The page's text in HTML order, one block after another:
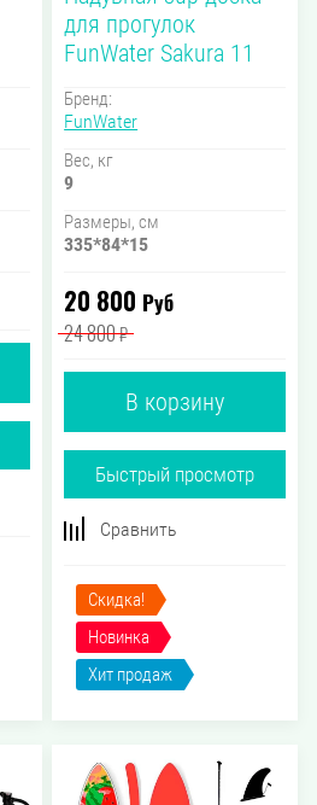
для прогулок
FunWater Sakura 11
Бренд:
FunWater
Вес, кг
9
Размеры, см
335*84*15
20 800 Руб
24 800₽
В корзину
Быстрый просмотр
Сравнить
Скидка!
Новинка
Хит продаж